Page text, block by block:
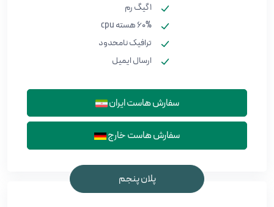
1 گیگ رم
60% هسته cpu
ترافیک نامحدود
ارسال ایمیل
سفارش هاست ایران
سفارش هاست خارج
پلان پنجم